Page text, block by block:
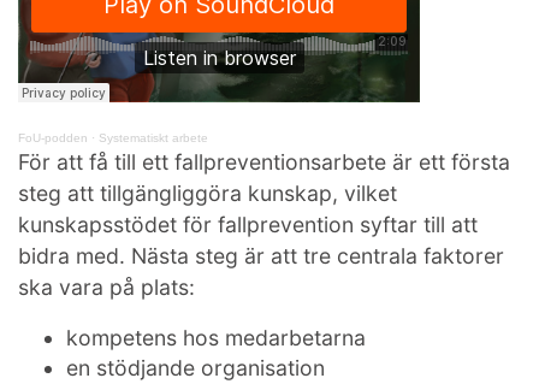
FoU-podden · Systematiskt arbete
För att få till ett fallpreventionsarbete är ett första
steg att tillgängliggöra kunskap, vilket
kunskapsstödet för fallprevention syftar till att
bidra med. Nästa steg är att tre centrala faktorer
ska vara på plats:
kompetens hos medarbetarna
en stödjande organisation